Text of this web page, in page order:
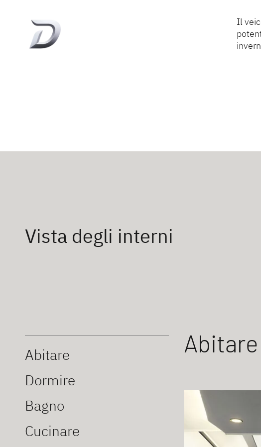
Il
Vista degli interni
Abitare
Dormire
Bagno
Cucinare
Abitare